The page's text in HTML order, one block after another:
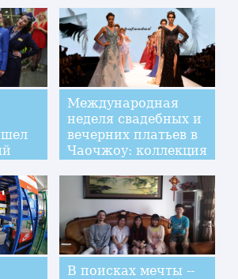
холостяка"
Международная
неделя свадебных и
вечерних платьев в
Чаочжоу: коллекция
бренда Bafanduo
В поисках мечты --